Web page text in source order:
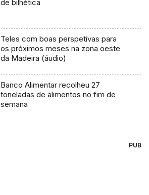
de bilhética
Teles com boas perspetivas para
os próximos meses na zona oeste
da Madeira (áudio)
Banco Alimentar recolheu 27
toneladas de alimentos no fim de
semana
PUB